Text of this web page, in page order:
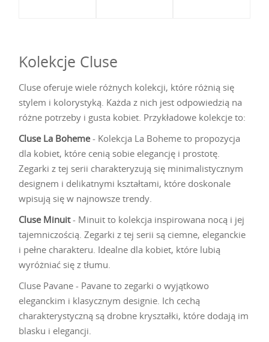
Kolekcje Cluse
Cluse oferuje wiele różnych kolekcji, które różnią się
stylem i kolorystyką. Każda z nich jest odpowiedzią na
różne potrzeby i gusta kobiet. Przykładowe kolekcje to:
Cluse La Boheme- Kolekcja La Boheme to propozycja
dla kobiet, które cenią sobie elegancję i prostotę.
Zegarki z tej serii charakteryzują się minimalistycznym
designem i delikatnymi kształtami, które doskonale
wpisują się w najnowsze trendy.
Cluse Minuit- Minuit to kolekcja inspirowana nocą i jej
tajemniczością. Zegarki z tej serii są ciemne, eleganckie
i pełne charakteru. Idealne dla kobiet, które lubią
wyróżniać się z tłumu.
Cluse Pavane - Pavane to zegarki o wyjątkowo
eleganckim i klasycznym designie. Ich cechą
charakterystyczną są drobne kryształki, które dodają im
blasku i elegancji.